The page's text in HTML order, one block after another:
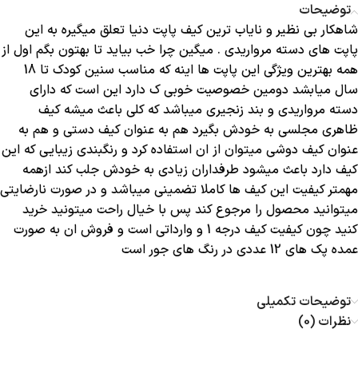
توضیحات
شاهکار بی نظیر و نایاب ترین کیف پاپت دنیا تعلق میگیره به این
پاپت های دسته مرواریدی . میگین چرا خب بیاید تا بهتون بگم اول از
همه بهترین ویژگی این پاپت ها اینه که مناسب سنین کودک تا 18
سال میابشد دومین خصوصیت خوبی ک دارد این است که دارای
دسته مرواریدی و بند زنجیری میباشد که کلی باعث میشه کیف
ظاهری مجلسی به خودش بگیرد هم به عنوان کیف دستی و هم به
عنوان کیف دوشی میتوان از ان استفاده کرد و رنگبندی زیبایی که این
کیف دارد باعث میشود طرفداران زیادی به خودش جلب کند ازهمه
مهمتر کیفیت این کیف ها کاملا تضمینی میباشد و در صورت نارضایتی
میتوانید محصول را مرجوع کند پس با خیال راحت میتونید خرید
کنید چون کیفیت کیف درجه 1 و وارداتی است و فروش ان به صورت
عمده پک های 12 عددی در رنگ های جور است
توضیحات تکمیلی
نظرات (0)